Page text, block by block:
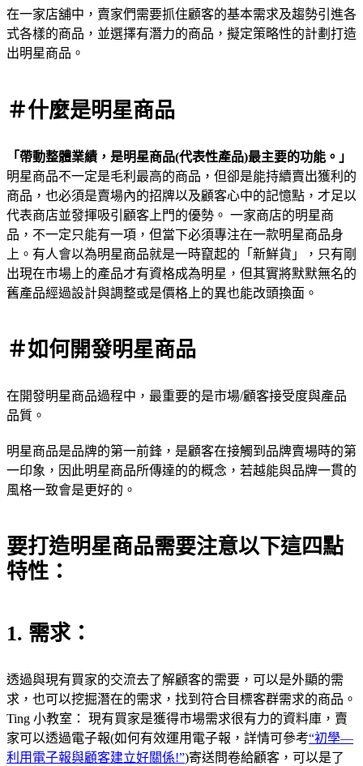
在一家店舖中，賣家們需要抓住顧客的基本需求及趨勢引進各
式各樣的商品，並選擇有潛力的商品，擬定策略性的計劃打造
出明星商品。
＃什麼是明星商品
「帶動整體業績，是明星商品(代表性產品)最主要的功能。」
明星商品不一定是毛利最高的商品，但卻是能持續賣出獲利的
商品，也必須是賣場內的招牌以及顧客心中的記憶點，才足以
代表商店並發揮吸引顧客上門的優勢。 一家商店的明星商
品，不一定只能有一項，但當下必須專注在一款明星商品身
上。有人會以為明星商品就是一時竄起的「新鮮貨」，只有剛
出現在市場上的產品才有資格成為明星，但其實將默默無名的
舊產品經過設計與調整或是價格上的異也能改頭換面。
＃如何開發明星商品
在開發明星商品過程中，最重要的是市場/顧客接受度與產品
品質。
明星商品是品牌的第一前鋒，是顧客在接觸到品牌賣場時的第
一印象，因此明星商品所傳達的的概念，若越能與品牌一貫的
風格一致會是更好的。
要打造明星商品需要注意以下這四點
特性：
1. 需求：
透過與現有買家的交流去了解顧客的需要，可以是外顯的需
求，也可以挖掘潛在的需求，找到符合目標客群需求的商品。
Ting 小教室： 現有買家是獲得市場需求很有力的資料庫，賣
家可以透過電子報(如何有效運用電子報，詳情可參考“初學—
利用電子報與顧客建立好關係!”)寄送問卷給顧客，可以是了